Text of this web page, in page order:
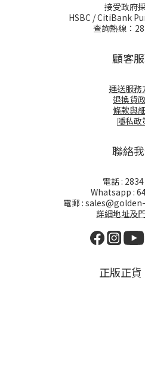
接受政府
HSBC / CitiBank
查詢熱線：
顧客
運送服務
退換貨
條款與
隱私政
聯絡
電話 :
Whatsapp :
電郵 :
詳細地址及
正版正貨